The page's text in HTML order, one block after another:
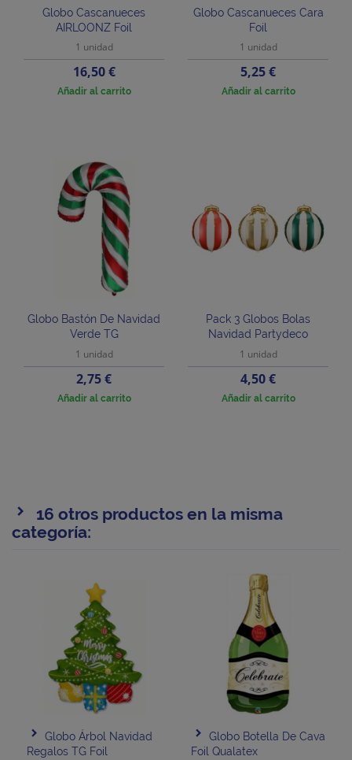
Globo Cascanueces
AIRLOONZ Foil
1 unidad
Precio
16,50 €
Añadir al carrito
Globo Cascanueces Cara
Foil
1 unidad
Precio
5,25 €
Añadir al carrito
Globo Bastón De Navidad
Verde TG
1 unidad
Precio
2,75 €
Añadir al carrito
Pack 3 Globos Bolas
Navidad Partydeco
1 unidad
Precio
4,50 €
Añadir al carrito
16 otros productos en la misma
categoría:
Globo Árbol Navidad
Regalos TG Foil
Globo Botella De Cava
Foil Qualatex